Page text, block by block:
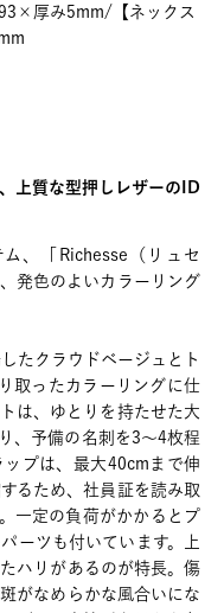
厚み5mm/【ネックス
上質な型押しレザーのID
、「Richesse（リュセ
発色のよいカラーリング
たクラウドベージュとト
取ったカラーリングに仕
は、ゆとりを持たせた大
、予備の名刺を3～4枚程
プは、最大40cmまで伸
るため、社員証を読み取
一定の負荷がかかるとプ
ーツも付いています。上
ハリがあるのが特長。傷
がなめらかな風合いにな